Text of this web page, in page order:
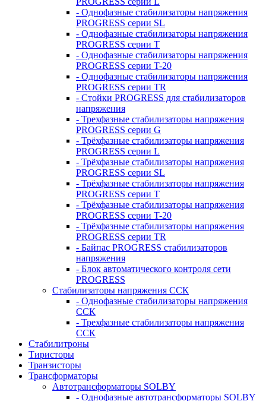
- Однофазные стабилизаторы напряжения
PROGRESS серии SL
- Однофазные стабилизаторы напряжения
PROGRESS серии T
- Однофазные стабилизаторы напряжения
PROGRESS серии T-20
- Однофазные стабилизаторы напряжения
PROGRESS серии TR
- Стойки PROGRESS для стабилизаторов
напряжения
- Трехфазные стабилизаторы напряжения
PROGRESS серии G
- Трёхфазные стабилизаторы напряжения
PROGRESS серии L
- Трёхфазные стабилизаторы напряжения
PROGRESS серии SL
- Трёхфазные стабилизаторы напряжения
PROGRESS серии T
- Трёхфазные стабилизаторы напряжения
PROGRESS серии T-20
- Трёхфазные стабилизаторы напряжения
PROGRESS серии TR
- Байпас PROGRESS стабилизаторов
напряжения
- Блок автоматического контроля сети
PROGRESS
Стабилизаторы напряжения ССК
- Однофазные стабилизаторы напряжения
ССК
- Трехфазные стабилизаторы напряжения
ССК
Стабилитроны
Тиристоры
Транзисторы
Трансформаторы
Автотрансформаторы SOLBY
- Однофазные автотрансформаторы SOLBY